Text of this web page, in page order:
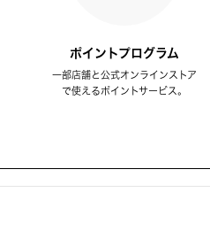
ポイントプログラム
一部店舗と公式オンラインストア
で使えるポイントサービス。